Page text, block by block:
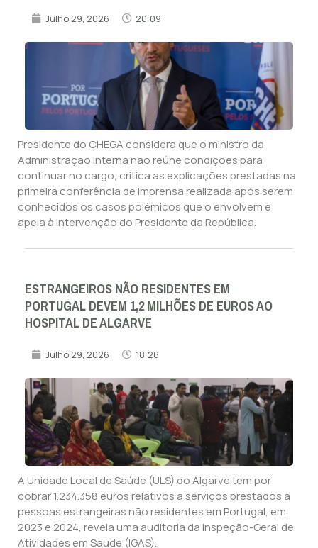
Julho 29, 2026 20:09
Presidente do CHEGA considera que o ministro da
Administração Interna não reúne condições para
continuar no cargo, critica as explicações prestadas na
primeira conferência de imprensa realizada após serem
conhecidos os casos polémicos que o envolvem e
apela à intervenção do Presidente da República.
ESTRANGEIROS NÃO RESIDENTES EM
PORTUGAL DEVEM 1,2 MILHÕES DE EUROS AO
HOSPITAL DE ALGARVE
Julho 29, 2026 18:26
A Unidade Local de Saúde (ULS) do Algarve tem por
cobrar 1.234.358 euros relativos a serviços prestados a
pessoas estrangeiras não residentes em Portugal, em
2023 e 2024, revela uma auditoria da Inspeção-Geral de
Atividades em Saúde (IGAS).